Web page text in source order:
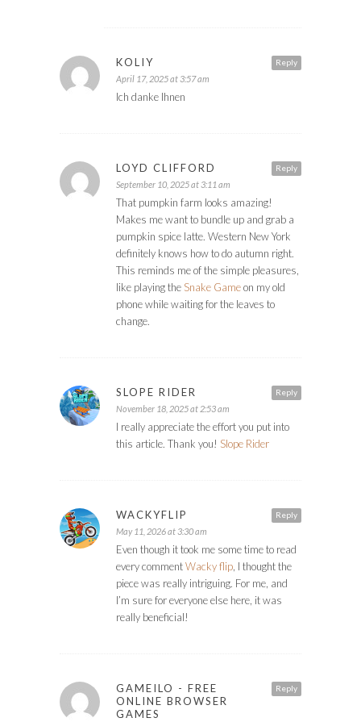
Reply
KOLIY
April 17, 2025 at 3:57 am
Ich danke Ihnen
Reply
LOYD CLIFFORD
September 10, 2025 at 3:11 am
That pumpkin farm looks amazing!
Makes me want to bundle up and grab a
pumpkin spice latte. Western New York
definitely knows how to do autumn right.
This reminds me of the simple pleasures,
like playing the Snake Gameon my old
phone while waiting for the leaves to
change.
Reply
SLOPE RIDER
November 18, 2025 at 2:53 am
I really appreciate the effort you put into
this article. Thank you! Slope Rider
Reply
WACKYFLIP
May 11, 2026 at 3:30 am
Even though it took me some time to read
every commentWacky flip, I thought the
piece was really intriguing. For me, and
I’m sure for everyone else here, it was
really beneficial!
Reply
GAMEILO - FREE
ONLINE BROWSER
GAMES